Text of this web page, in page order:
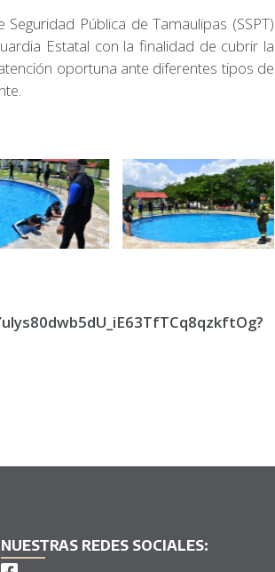
Pública de Tamaulipas (SSPT)
Estatal con la finalidad de cubrir la
oportuna ante diferentes tipos de
NUESTRAS REDES SOCIALES: